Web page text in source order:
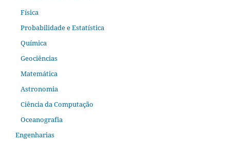
Física
Probabilidade e Estatística
Química
Geociências
Matemática
Astronomia
Ciência da Computação
Oceanografia
Engenharias